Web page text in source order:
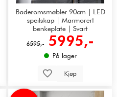
Baderomsmøbler 90cm | LED
speilskap | Marmorert
benkeplate | Svart
6595,- 5995,-
På lager
Kjøp